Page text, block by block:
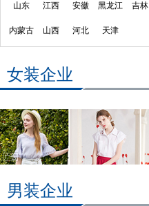
山东 江西 安徽 黑龙江 吉林
内蒙古 山西 河北 天津
女装企业
男装企业